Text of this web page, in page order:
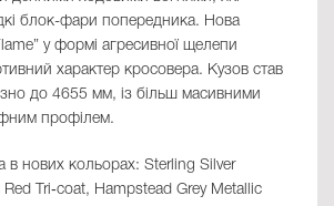
блок-фари попередника. Нова
у формі агресивної щелепи
характер кросовера. Кузов став
до 4655 мм, із більш масивними
профілем.
в нових кольорах: Sterling Silver
Tri‑coat, Hampstead Grey Metallic